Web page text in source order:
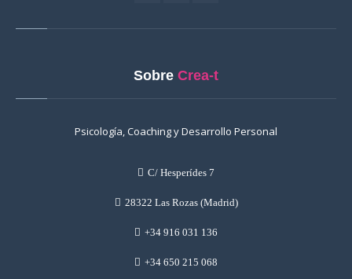
Sobre Crea-t
Psicología, Coaching y Desarrollo Personal
C/ Hesperídes 7
28322 Las Rozas (Madrid)
+34 916 031 136
+34 650 215 068